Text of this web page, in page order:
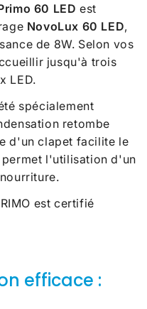
60 LED est
NovoLux 60 LED,
de 8W. Selon vos
jusqu'à trois
LED.
spécialement
retombe
d'un clapet facilite le
l'utilisation d'un
est certifié
efficace :